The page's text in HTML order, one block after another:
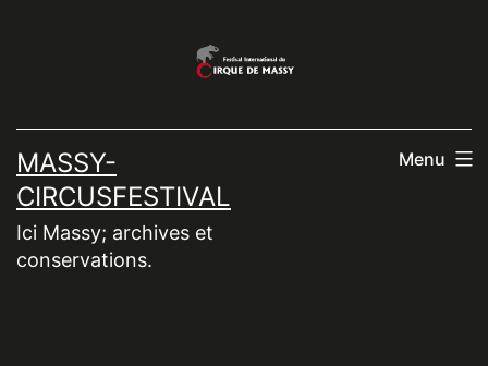
MASSY-
CIRCUSFESTIVAL
Ici Massy; archives et
conservations.
Menu